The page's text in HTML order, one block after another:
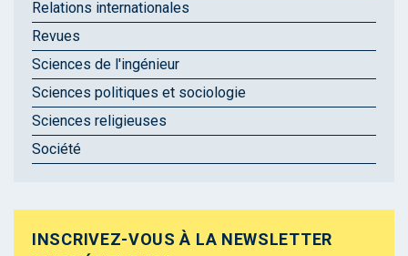
Relations internationales
Revues
Sciences de l'ingénieur
Sciences politiques et sociologie
Sciences religieuses
Société
INSCRIVEZ-VOUS À LA NEWSLETTER